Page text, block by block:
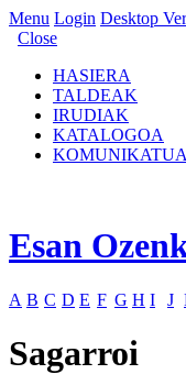
Menu Login Desktop
Close
HASIERA
TALDEAK
IRUDIAK
KATALOGOA
Esan
A B C D E F G H I J
Sagarroi